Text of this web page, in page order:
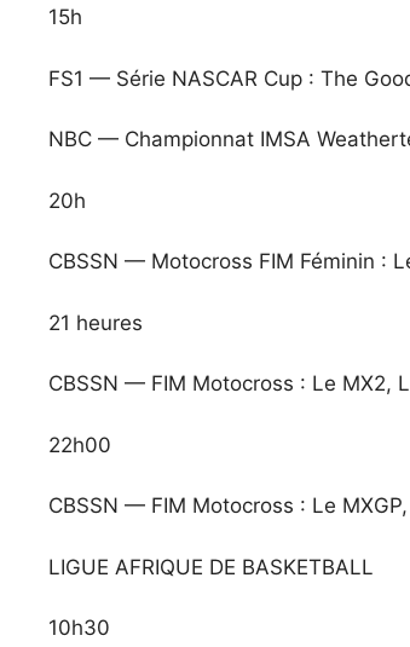
15h
FS1 — Série NASCAR Cup : The
NBC — Championnat IMSA
20h
CBSSN — Motocross FIM Féminin :
21 heures
CBSSN — FIM Motocross : Le MX2,
22h00
CBSSN — FIM Motocross : Le
LIGUE AFRIQUE DE BASKETBALL
10h30